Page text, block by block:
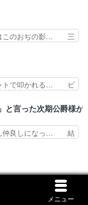
メニュー
今回エンディング
の作品の世界に
ストに支… そう
ときゆき… 「亜也
寿丸を一… 目玉と耳
もノラ… 時代設定ど
… 今回は亜也子回
貞宗、キモいギョ
このおぢの影… 三
品もイン… 相変わ
響野君… 正体を知
くれた… 黒絵がハル
大事… OPにデスボ
… 黒絵の可愛さレベ
絵の母とのやり取
ットで叩かれる… ビ
らん！先生… 陰キャ
相手の… ビオラが
ばいぞ… マネージャ
ルに… 藻掻きながら
たまったアニメ
マネージャー実在
と言った次期公爵様が
ん仲良しになっ… 結
する気は… 今晩
ールズ… 公爵の妻
。テー… まあ、これ
が… 自分でも気づ
い… 次期公爵様がな
裂け女寄って… 小
ベットの下… シヅ
しそう(ぇ… 口裂け